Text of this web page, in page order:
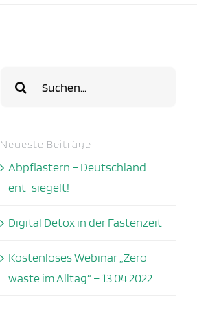
nach:
Neueste Beiträge
Abpflastern – Deutschland
ent-siegelt!
Digital Detox in der Fastenzeit
Kostenloses Webinar „Zero
waste im Alltag“ – 13.04.2022